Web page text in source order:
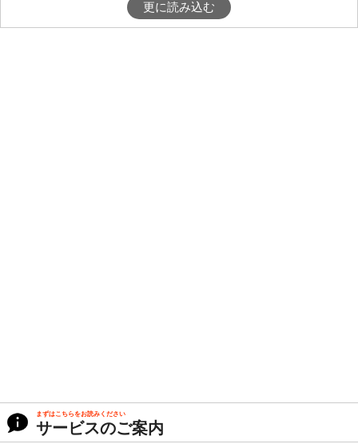
更に読み込む
まずはこちらをお読みください
サービスのご案内